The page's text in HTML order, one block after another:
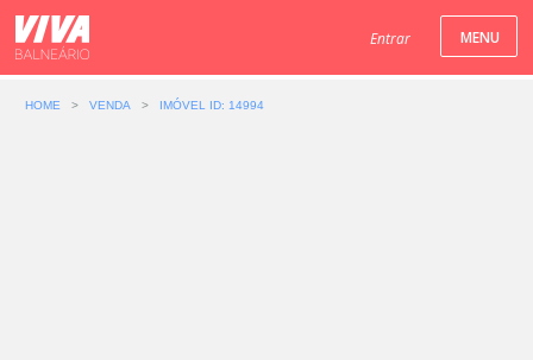
Entrar
HOME > VENDA > IMÓVEL ID: 14994